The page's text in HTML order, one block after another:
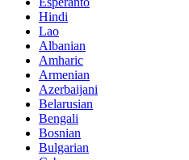
Hindi
Lao
Albanian
Amharic
Armenian
Azerbaijani
Belarusian
Bengali
Bosnian
Bulgarian